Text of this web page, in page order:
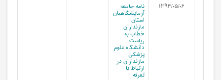
۱۳۹۴/۰۵/۰۶
نامه جامعه
آزمایشگاهیان
استان
مازنداران
خطاب به
ریاست
دانشگاه علوم
پزشکی
مازنداران در
ارتباط با
تعرفه